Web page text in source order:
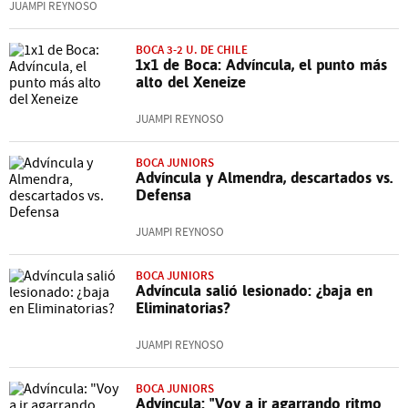
JUAMPI REYNOSO
BOCA 3-2 U. DE CHILE
1x1 de Boca: Advíncula, el punto más
alto del Xeneize
JUAMPI REYNOSO
BOCA JUNIORS
Advíncula y Almendra, descartados vs.
Defensa
JUAMPI REYNOSO
BOCA JUNIORS
Advíncula salió lesionado: ¿baja en
Eliminatorias?
JUAMPI REYNOSO
BOCA JUNIORS
Advíncula: "Voy a ir agarrando ritmo